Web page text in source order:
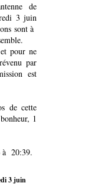
de
3 juin
sont à
pour ne
par
est
de cette
1
à 20:39.
3 juin